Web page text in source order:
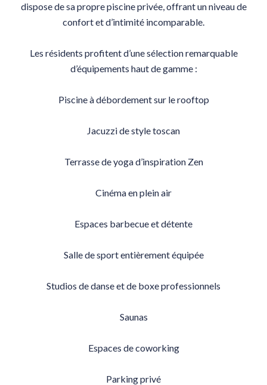
dispose de sa propre piscine privée, offrant un niveau de
confort et d’intimité incomparable.
Les résidents profitent d’une sélection remarquable
d’équipements haut de gamme :
Piscine à débordement sur le rooftop
Jacuzzi de style toscan
Terrasse de yoga d’inspiration Zen
Cinéma en plein air
Espaces barbecue et détente
Salle de sport entièrement équipée
Studios de danse et de boxe professionnels
Saunas
Espaces de coworking
Parking privé